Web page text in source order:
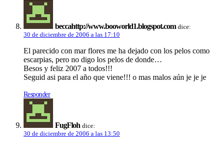
beccahttp://www.booworld1.blogspot.com dice:
30 de diciembre de 2006 a las 17:10
El parecido con mar flores me ha dejado con los pelos como
escarpias, pero no digo los pelos de donde…
Besos y feliz 2007 a todos!!!
Seguid asi para el año que viene!!! o mas malos aún je je je
Responder
FugFloh dice:
30 de diciembre de 2006 a las 13:50